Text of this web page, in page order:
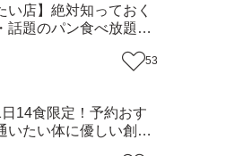
い店】絶対知っておく
話題のパン食べ放題が
』（福岡・新宮町） 53
日14食限定！予約おす
いたい体に優しい創作